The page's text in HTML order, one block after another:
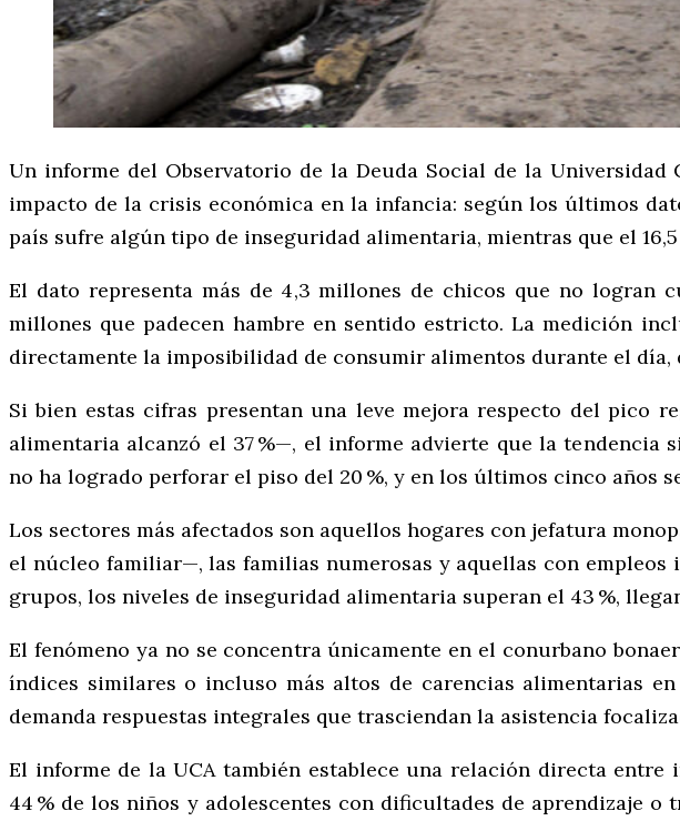
Un informe del Observatorio de la Deuda Social de la
impacto de la crisis económica en la infancia: según los últimos
país sufre algún tipo de inseguridad alimentaria, mientras que el
El dato representa más de 4,3 millones de chicos que no logran
millones que padecen hambre en sentido estricto. La medición
directamente la imposibilidad de consumir alimentos durante el día,
Si bien estas cifras presentan una leve mejora respecto del pico
alimentaria alcanzó el 37 %—, el informe advierte que la tendencia
no ha logrado perforar el piso del 20 %, y en los últimos cinco años
Los sectores más afectados son aquellos hogares con jefatura
el núcleo familiar—, las familias numerosas y aquellas con
grupos, los niveles de inseguridad alimentaria superan el 43 %,
El fenómeno ya no se concentra únicamente en el conurbano
índices similares o incluso más altos de carencias alimentarias
demanda respuestas integrales que trasciendan la asistencia
El informe de la UCA también establece una relación directa
44 % de los niños y adolescentes con dificultades de aprendizaje